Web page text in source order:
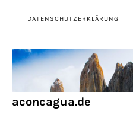
DATENSCHUTZERKLÄRUNG
aconcagua.de